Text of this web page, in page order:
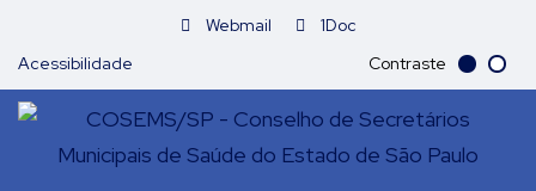
Webmail
1Doc
Acessibilidade
Contraste